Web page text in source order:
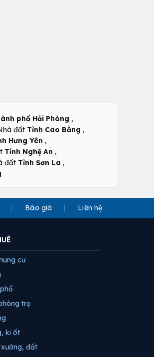
phố Hải Phòng ,
đất Tỉnh Cao Bằng ,
Hưng Yên ,
Tỉnh Nghệ An ,
đất Tỉnh Sơn La ,
Báo giá Liên hệ
cư
trọ
ki ốt
xưởng, đất